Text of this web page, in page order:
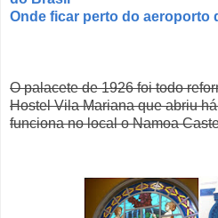
Onde ficar perto do aeroporto
O palacete de 1926 foi todo
Hostel Vila Mariana que abriu
funciona no local o Namoa